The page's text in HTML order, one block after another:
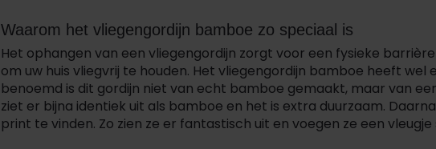
Waarom het vliegengordijn bamboe zo speciaal is
Het ophangen van een vliegengordijn zorgt voor een fysieke
om uw huis vliegvrij te houden. Het vliegengordijn bamboe heeft wel
benoemd is dit gordijn niet van echt bamboe gemaakt, maar van
ziet er bijna identiek uit als bamboe en het is extra duurzaam.
print te vinden. Zo zien ze er fantastisch uit en voegen ze een vleugje